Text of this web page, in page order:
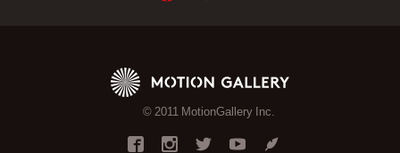
© 2011 MotionGallery Inc.